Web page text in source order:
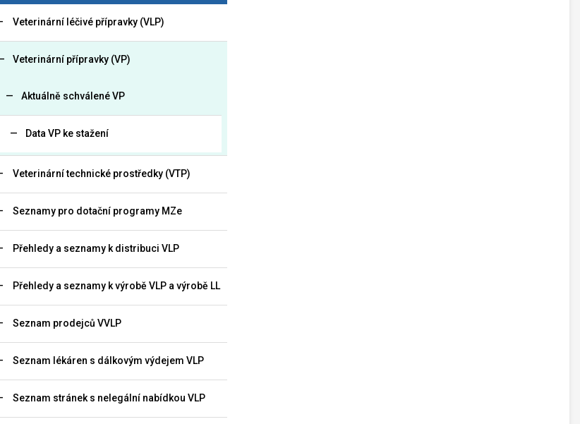
Veterinární léčivé přípravky (VLP)
Veterinární přípravky (VP)
Aktuálně schválené VP
Data VP ke stažení
Veterinární technické prostředky (VTP)
Seznamy pro dotační programy MZe
Přehledy a seznamy k distribuci VLP
Přehledy a seznamy k výrobě VLP a výrobě LL
Seznam prodejců VVLP
Seznam lékáren s dálkovým výdejem VLP
Seznam stránek s nelegální nabídkou VLP